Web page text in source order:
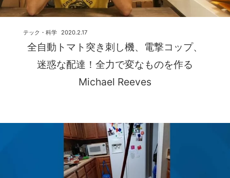
全自動トマト突き刺し機、電撃コップ、
迷惑な配達！全力で変なものを作る
Michael Reeves
2020.2.17
テック・科学